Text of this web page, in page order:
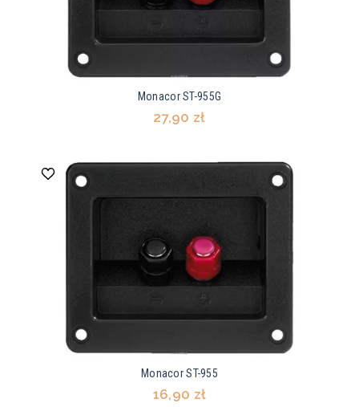
Monacor ST-955G
27,90 zł
Monacor ST-955
16,90 zł